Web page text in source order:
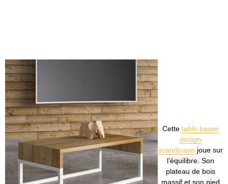
Cette table basse
design
scandinave joue sur
l’équilibre. Son
plateau de bois
massif et son pied